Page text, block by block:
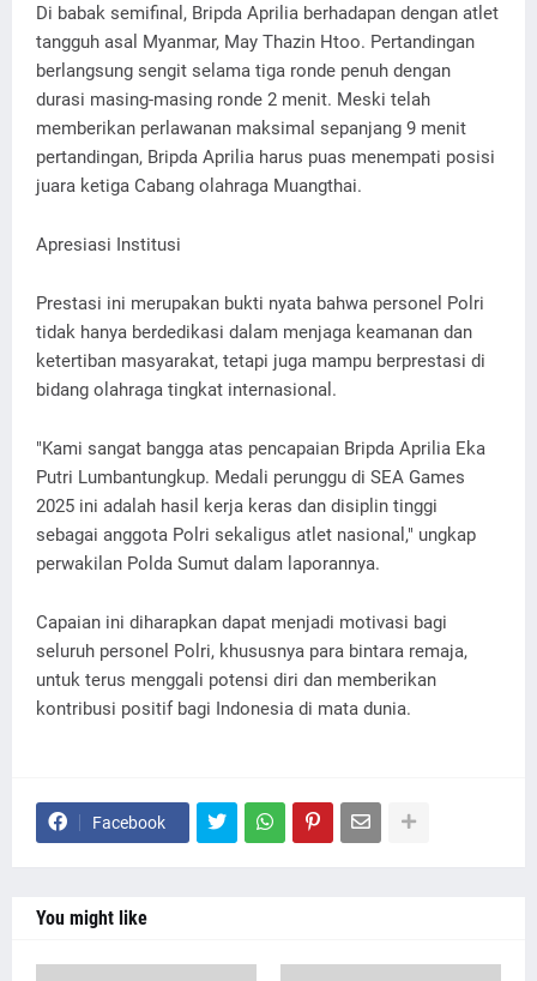
Di babak semifinal, Bripda Aprilia berhadapan dengan atlet
tangguh asal Myanmar, May Thazin Htoo. Pertandingan
berlangsung sengit selama tiga ronde penuh dengan
durasi masing-masing ronde 2 menit. Meski telah
memberikan perlawanan maksimal sepanjang 9 menit
pertandingan, Bripda Aprilia harus puas menempati posisi
juara ketiga Cabang olahraga Muangthai.
Apresiasi Institusi
Prestasi ini merupakan bukti nyata bahwa personel Polri
tidak hanya berdedikasi dalam menjaga keamanan dan
ketertiban masyarakat, tetapi juga mampu berprestasi di
bidang olahraga tingkat internasional.
"Kami sangat bangga atas pencapaian Bripda Aprilia Eka
Putri Lumbantungkup. Medali perunggu di SEA Games
2025 ini adalah hasil kerja keras dan disiplin tinggi
sebagai anggota Polri sekaligus atlet nasional," ungkap
perwakilan Polda Sumut dalam laporannya.
Capaian ini diharapkan dapat menjadi motivasi bagi
seluruh personel Polri, khususnya para bintara remaja,
untuk terus menggali potensi diri dan memberikan
kontribusi positif bagi Indonesia di mata dunia.
Facebook
You might like